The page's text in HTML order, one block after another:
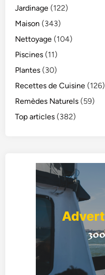
Jardinage (122)
Maison (343)
Nettoyage (104)
Piscines (11)
Plantes (30)
Recettes de Cuisine (126)
Remèdes Naturels (59)
Top articles (382)